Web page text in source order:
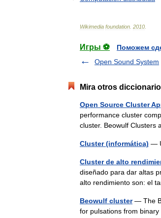
Wikimedia foundation 2010
Игры ⚽
Поможем
Open Sound System
Mira otros
Open Source Cluster
performance cluster
cluster. Beowulf
Cluster (informática) —
Cluster de alto
diseñado para dar altas
alto rendimiento son: el
Beowulf cluster— The
for pulsations from binary